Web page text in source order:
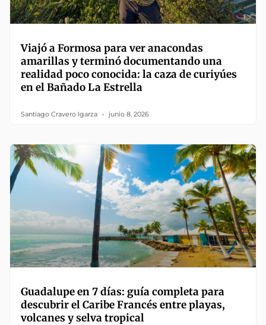
Viajó a Formosa para ver anacondas
amarillas y terminó documentando una
realidad poco conocida: la caza de curiyúes
en el Bañado La Estrella
Santiago Cravero Igarza junio 8, 2026
Guadalupe en 7 días: guía completa para
descubrir el Caribe Francés entre playas,
volcanes y selva tropical